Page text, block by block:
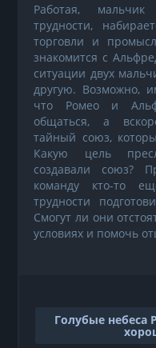
Работая,
трудности,
торговли и
знакомится с
ситуации двух
другую. Возможно,
что Ромео и
общаться, а
тайный союз,
Какую цель
создавали союз?
команду кто-то
трудности
Смогут ли они
условиях и помочь
Голубые небеса